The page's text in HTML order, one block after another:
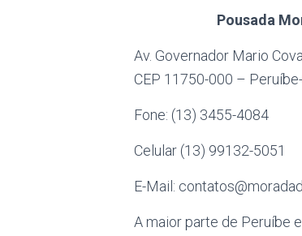
Pousada
Av. Governador Mario
CEP 11750-000 –
Fone: (13) 3455-4084
Celular (13) 99132-5051
E-Mail:
A maior parte de Peruíbe